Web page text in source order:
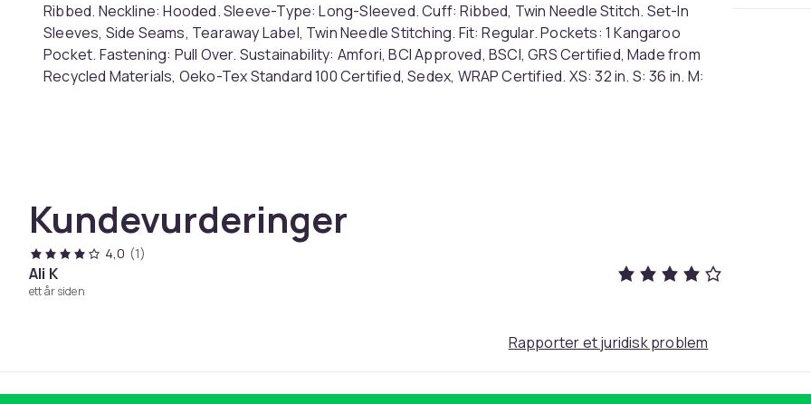
Ribbed. Neckline: Hooded. Sleeve-Type: Long-Sleeved. Cuff: Ribbed, Twin Needle Stitch. Set-In
Sleeves, Side Seams, Tearaway Label, Twin Needle Stitching. Fit: Regular. Pockets: 1 Kangaroo
Pocket. Fastening: Pull Over. Sustainability: Amfori, BCI Approved, BSCI, GRS Certified, Made from
Recycled Materials, Oeko-Tex Standard 100 Certified, Sedex, WRAP Certified. XS: 32 in. S: 36 in. M:
Produktsikkerhetsinformasjon
Kundevurderinger
4,0 (1)
Ali K
ett år siden
Rapporter et juridisk problem